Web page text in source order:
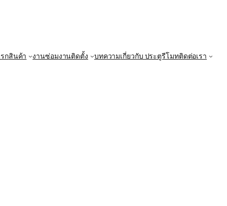
กสินค้า งานซ่อมงานติดตั้ง บทความเกี่ยวกับ ประตูรีโมทติดต่อเรา